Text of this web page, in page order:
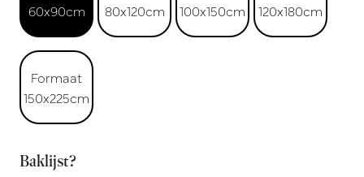
60x90cm
80x120cm
100x150cm
120x180cm
Formaat
150x225cm
Baklijst?